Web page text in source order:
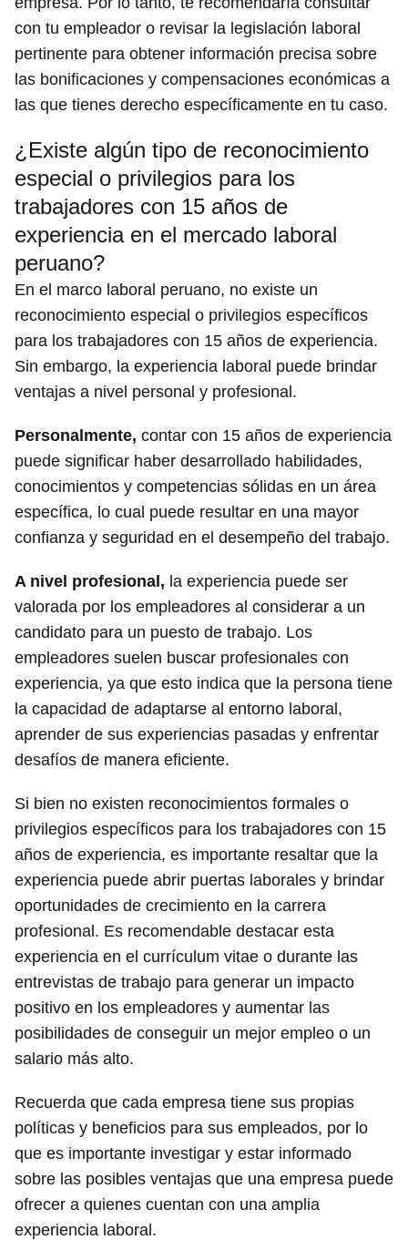
con tu empleador o revisar la legislación laboral
pertinente para obtener información precisa sobre
las bonificaciones y compensaciones económicas a
las que tienes derecho específicamente en tu caso.
¿Existe algún tipo de reconocimiento
especial o privilegios para los
trabajadores con 15 años de
experiencia en el mercado laboral
peruano?
En el marco laboral peruano, no existe un
reconocimiento especial o privilegios específicos
para los trabajadores con 15 años de experiencia.
Sin embargo, la experiencia laboral puede brindar
ventajas a nivel personal y profesional.
Personalmente, contar con 15 años de experiencia
puede significar haber desarrollado habilidades,
conocimientos y competencias sólidas en un área
específica, lo cual puede resultar en una mayor
confianza y seguridad en el desempeño del trabajo.
A nivel profesional, la experiencia puede ser
valorada por los empleadores al considerar a un
candidato para un puesto de trabajo. Los
empleadores suelen buscar profesionales con
experiencia, ya que esto indica que la persona tiene
la capacidad de adaptarse al entorno laboral,
aprender de sus experiencias pasadas y enfrentar
desafíos de manera eficiente.
Si bien no existen reconocimientos formales o
privilegios específicos para los trabajadores con 15
años de experiencia, es importante resaltar que la
experiencia puede abrir puertas laborales y brindar
oportunidades de crecimiento en la carrera
profesional. Es recomendable destacar esta
experiencia en el currículum vitae o durante las
entrevistas de trabajo para generar un impacto
positivo en los empleadores y aumentar las
posibilidades de conseguir un mejor empleo o un
salario más alto.
Recuerda que cada empresa tiene sus propias
políticas y beneficios para sus empleados, por lo
que es importante investigar y estar informado
sobre las posibles ventajas que una empresa puede
ofrecer a quienes cuentan con una amplia
experiencia laboral.